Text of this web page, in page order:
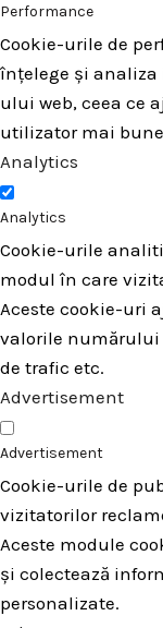
Performance
Cookie-urile de
înțelege și analiza
ului web, ceea ce
utilizator mai
Analytics
Analytics
Cookie-urile
modul în care
Aceste cookie-uri
valorile numărului
de trafic etc.
Advertisement
Advertisement
Cookie-urile de
vizitatorilor
Aceste module
și colectează
personalizate.